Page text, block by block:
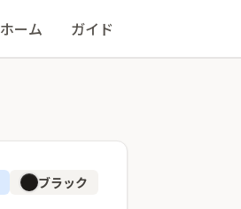
ホーム ガイド
ブラック